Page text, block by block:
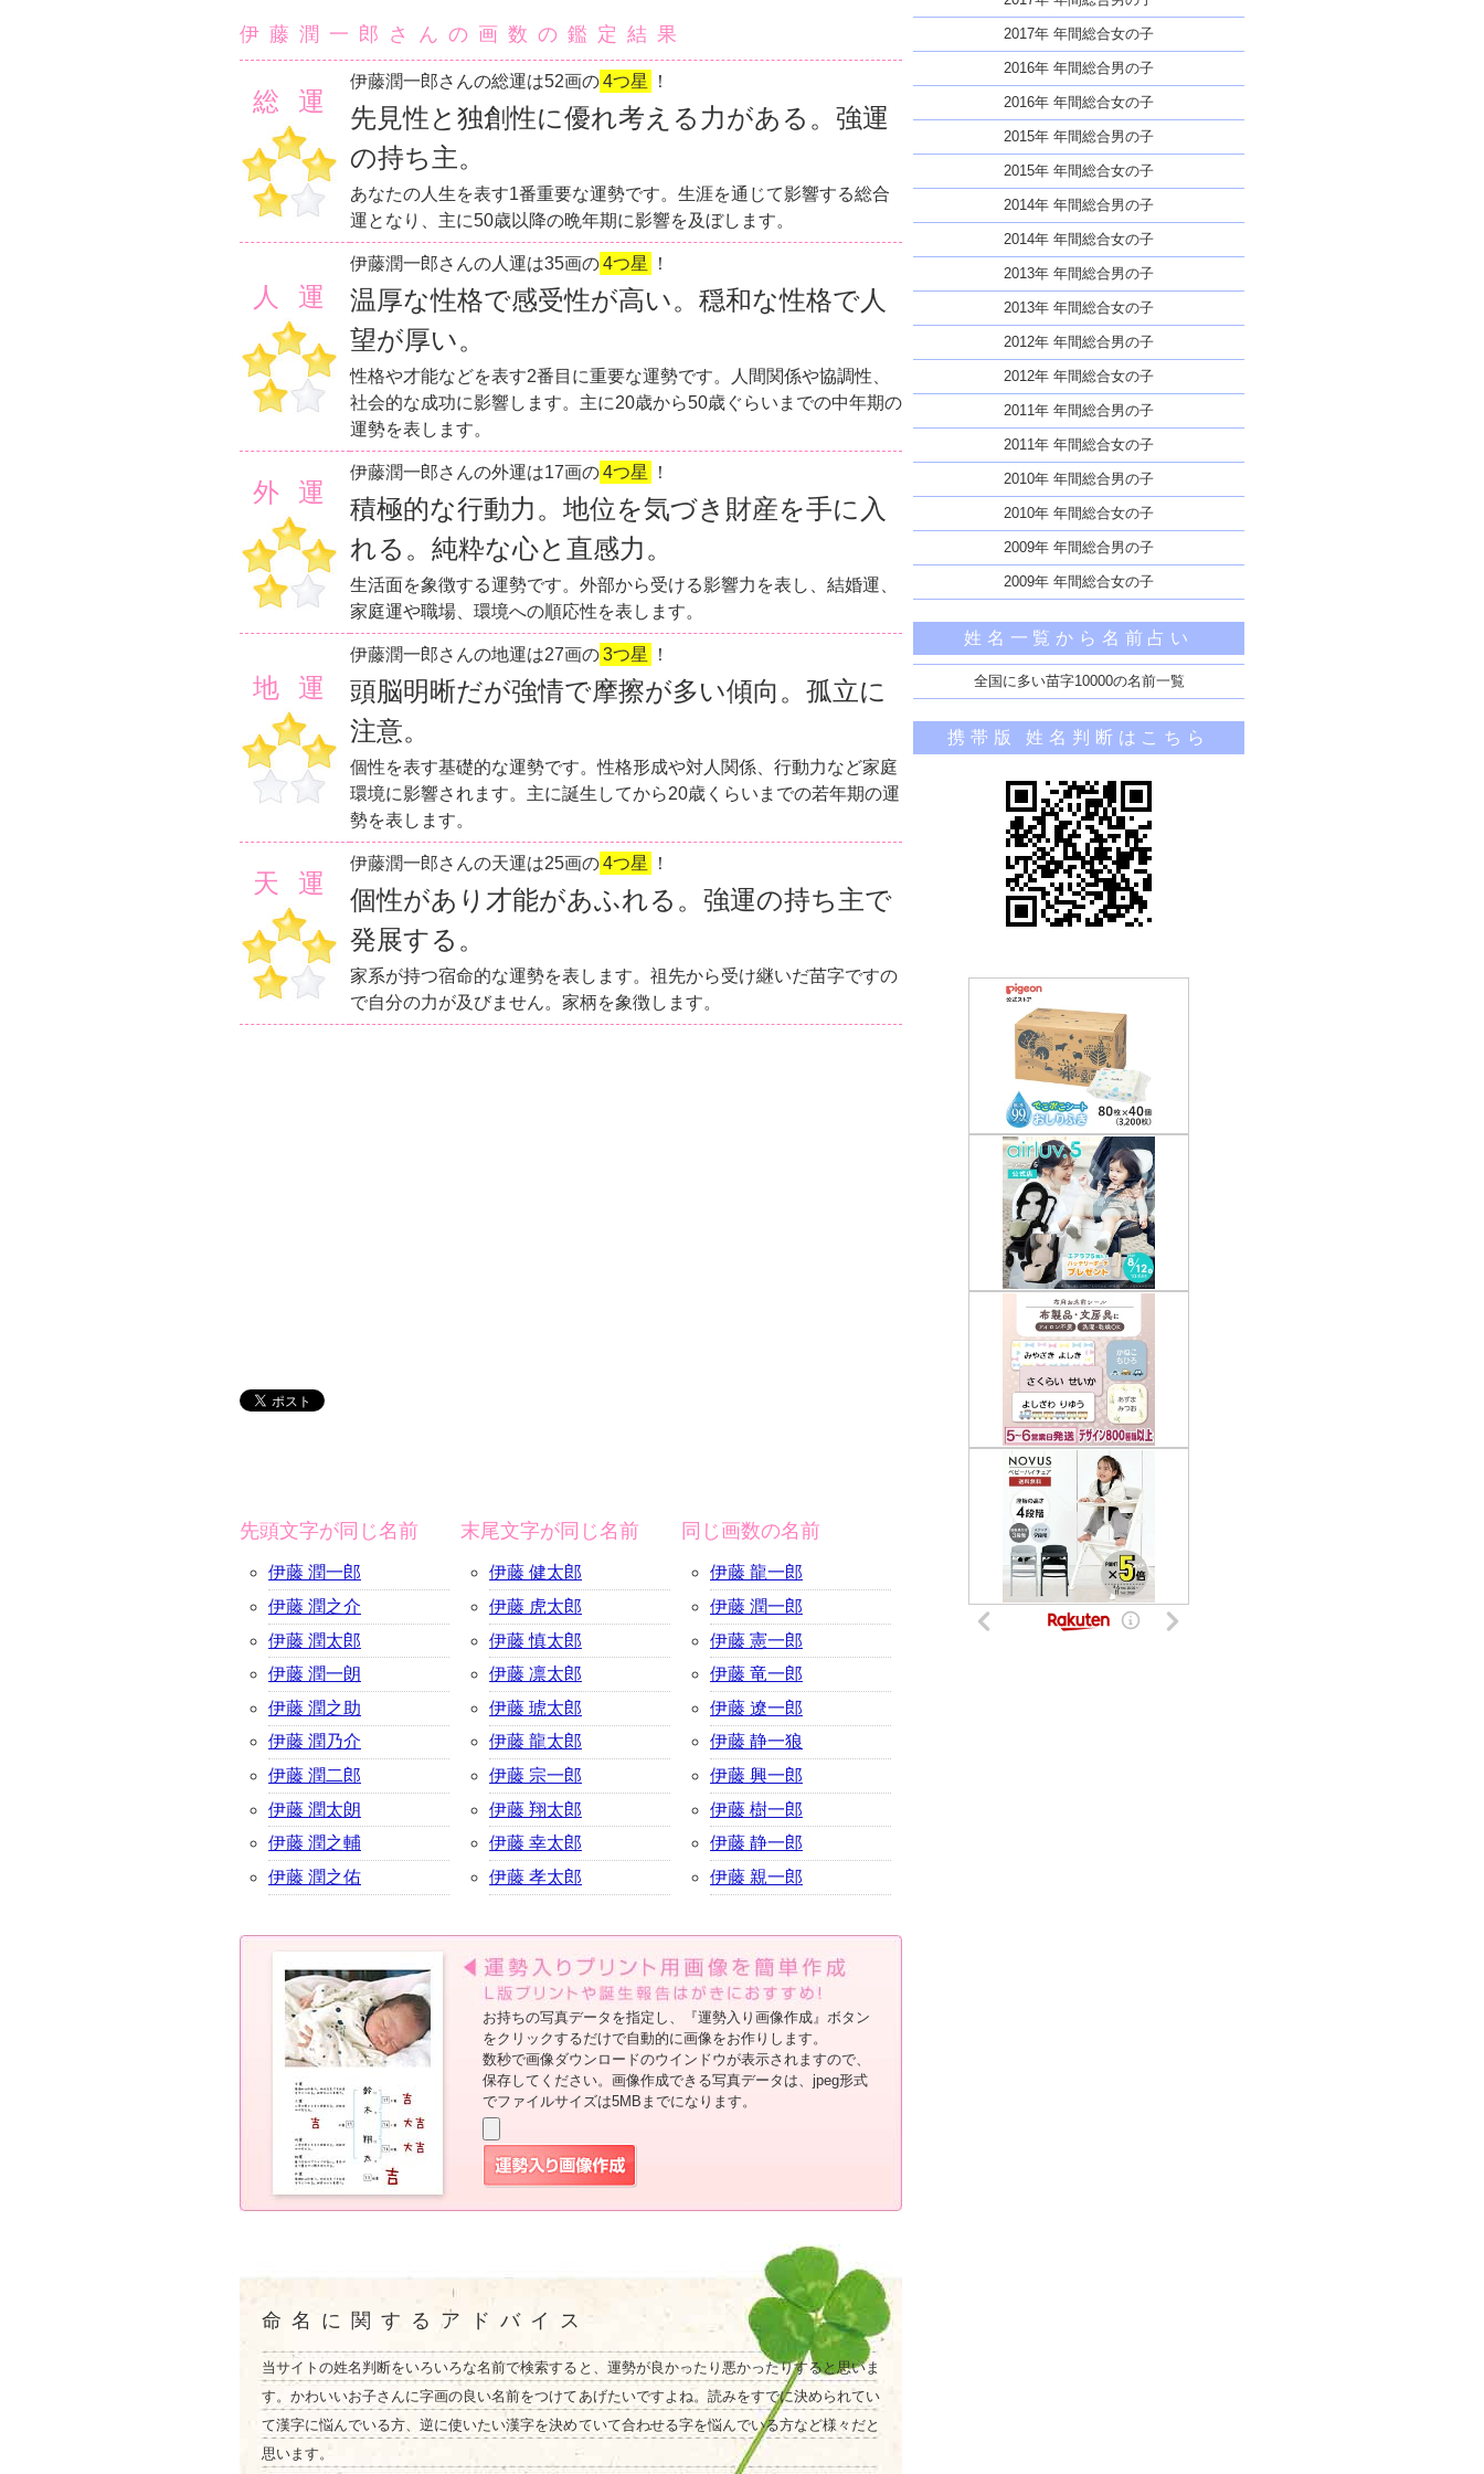
伊藤潤一郎さんの画数の鑑定結果
総運
伊藤潤一郎さんの総運は52画の4つ星 ！
先見性と独創性に優れ考える力がある。強運
の持ち主。
あなたの人生を表す1番重要な運勢です。生涯を通じて影響する総合
運となり、主に50歳以降の晩年期に影響を及ぼします。
人運
伊藤潤一郎さんの人運は35画の4つ星 ！
温厚な性格で感受性が高い。穏和な性格で人
望が厚い。
性格や才能などを表す2番目に重要な運勢です。人間関係や協調性、
社会的な成功に影響します。主に20歳から50歳ぐらいまでの中年期の
運勢を表します。
外運
伊藤潤一郎さんの外運は17画の4つ星 ！
積極的な行動力。地位を気づき財産を手に入
れる。純粋な心と直感力。
生活面を象徴する運勢です。外部から受ける影響力を表し、結婚運、
家庭運や職場、環境への順応性を表します。
地運
伊藤潤一郎さんの地運は27画の3つ星 ！
頭脳明晰だが強情で摩擦が多い傾向。孤立に
注意。
個性を表す基礎的な運勢です。性格形成や対人関係、行動力など家庭
環境に影響されます。主に誕生してから20歳くらいまでの若年期の運
勢を表します。
天運
伊藤潤一郎さんの天運は25画の4つ星 ！
個性があり才能があふれる。強運の持ち主で
発展する。
家系が持つ宿命的な運勢を表します。祖先から受け継いだ苗字ですの
で自分の力が及びません。家柄を象徴します。
先頭文字が同じ名前
伊藤 潤一郎
伊藤 潤之介
伊藤 潤太郎
伊藤 潤一朗
伊藤 潤之助
伊藤 潤乃介
伊藤 潤二郎
伊藤 潤太朗
伊藤 潤之輔
伊藤 潤之佑
末尾文字が同じ名前
伊藤 健太郎
伊藤 虎太郎
伊藤 慎太郎
伊藤 凛太郎
伊藤 琥太郎
伊藤 龍太郎
伊藤 宗一郎
伊藤 翔太郎
伊藤 幸太郎
伊藤 孝太郎
同じ画数の名前
伊藤 龍一郎
伊藤 潤一郎
伊藤 憲一郎
伊藤 竜一郎
伊藤 遼一郎
伊藤 静一狼
伊藤 興一郎
伊藤 樹一郎
伊藤 静一郎
伊藤 親一郎
お持ちの写真データを指定し、『運勢入り画像作成』ボタン
をクリックするだけで自動的に画像をお作りします。
数秒で画像ダウンロードのウインドウが表示されますので、
保存してください。画像作成できる写真データは、jpeg形式
でファイルサイズは5MBまでになります。
命名に関するアドバイス
当サイトの姓名判断をいろいろな名前で検索すると、運勢が良かったり悪かったりすると思いま
す。かわいいお子さんに字画の良い名前をつけてあげたいですよね。読みをすでに決められてい
て漢字に悩んでいる方、逆に使いたい漢字を決めていて合わせる字を悩んでいる方など様々だと
思います。
2017年 年間総合女の子
2016年 年間総合男の子
2016年 年間総合女の子
2015年 年間総合男の子
2015年 年間総合女の子
2014年 年間総合男の子
2014年 年間総合女の子
2013年 年間総合男の子
2013年 年間総合女の子
2012年 年間総合男の子
2012年 年間総合女の子
2011年 年間総合男の子
2011年 年間総合女の子
2010年 年間総合男の子
2010年 年間総合女の子
2009年 年間総合男の子
2009年 年間総合女の子
姓名一覧から名前占い
全国に多い苗字10000の名前一覧
携帯版 姓名判断はこちら